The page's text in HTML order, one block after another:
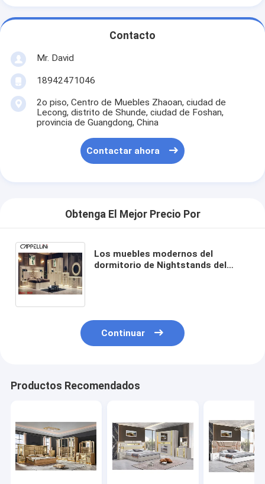
Contacto
Mr. David
18942471046
2o piso, Centro de Muebles Zhaoan, ciudad de
Lecong, distrito de Shunde, ciudad de Foshan,
provincia de Guangdong, China
Contactar ahora
Obtenga El Mejor Precio Por
Los muebles modernos del
dormitorio de Nightstands del
Continuar
Productos Recomendados